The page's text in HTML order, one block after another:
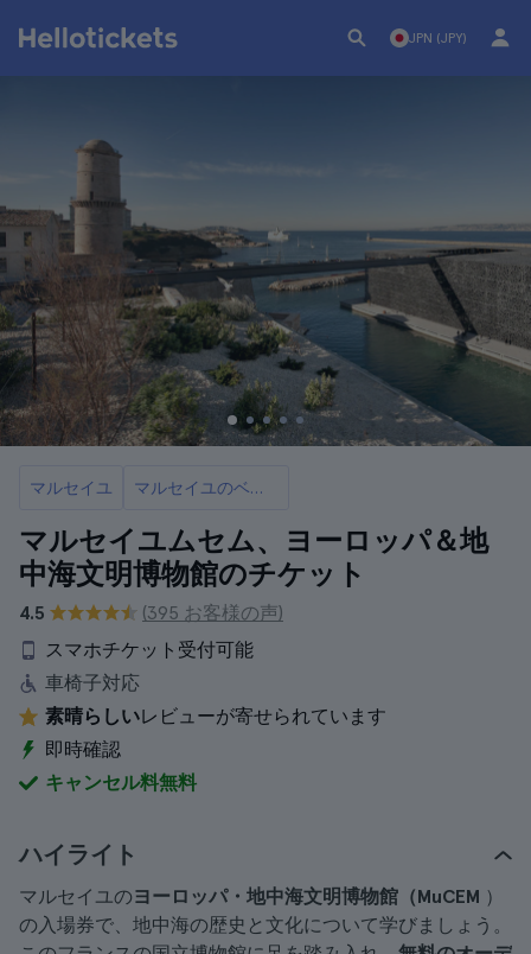
JPN (JPY)
マルセイユ マルセイユのベスト10美術館
マルセイユムセム、ヨーロッパ＆地
中海文明博物館のチケット
4.5
(395 お客様の声)
スマホチケット受付可能
車椅子対応
素晴らしいレビューが寄せられています
即時確認
キャンセル料無料
ハイライト
マルセイユのヨーロッパ・地中海文明博物館（MuCEM ）
の入場券で、地中海の歴史と文化について学びましょう。